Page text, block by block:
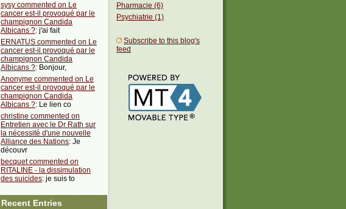
Pharmacie (6)
Psychiatrie (1)
Subscribe to this blog's
feed
sysy commented on Le
cancer est-il provoqué par le
champignon Candida
Albicans ?: j'ai fait
ERNATUS commented on Le
cancer est-il provoqué par le
champignon Candida
Albicans ?: Bonjour,
Anonyme commented on Le
cancer est-il provoqué par le
champignon Candida
Albicans ?: Le lien co
christine commented on
Entretien avec le Dr Rath sur
la nécessité d'une nouvelle
Alliance des Nations: Je
découvr
becquet commented on
RITALINE - la dissimulation
des suicides: je suis to
Recent Entries